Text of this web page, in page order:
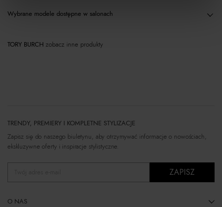
Wybrane modele dostępne w salonach
TORY BURCH zobacz inne produkty
TRENDY, PREMIERY I KOMPLETNE STYLIZACJE
Zapisz się do naszego biuletynu, aby otrzymywać informacje o nowościach,
ekskluzywne oferty i inspiracje stylistyczne.
ZAPISZ
O NAS